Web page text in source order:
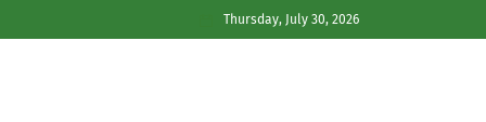
Thursday, July 30, 2026